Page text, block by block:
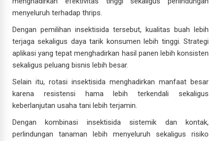
menyeluruh terhadap thrips.
Dengan pemilihan insektisida tersebut, kualitas buah lebih
terjaga sekaligus daya tarik konsumen lebih tinggi. Strategi
aplikasi yang tepat menghadirkan hasil panen lebih konsisten
sekaligus peluang bisnis lebih besar.
Selain itu, rotasi insektisida menghadirkan manfaat besar
karena resistensi hama lebih terkendali sekaligus
keberlanjutan usaha tani lebih terjamin.
Dengan kombinasi insektisida sistemik dan kontak,
perlindungan tanaman lebih menyeluruh sekaligus risiko